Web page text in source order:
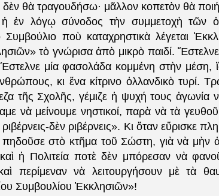
θὰ τραγουδήσω· μᾶλλον κοπετὸν θὰ
ἡ ἐν λόγῳ σύνοδος τὴν συμμετοχὴ τῶν
Συμβούλιο ποὺ καταχρηστικὰ λέγεται
τὸ γνώρισα ἀπὸ μικρὸ παιδί. Ἔστελνε
μία φασολάδα κομμένη στὴν μέση,
κι ἕνα κίτρινο ὀλλανδικὸ τυρί.
τῆς Σχολῆς, γέμιζε ἡ ψυχή τους ἀγωνία
νὰ μείνουμε νηστικοί, παρὰ νὰ τὰ
δὲν ριβέρνεις». Κι ὅταν εὕρισκε
στὸ κτῆμα τοῦ Σώστη, γιὰ νὰ μὴν
ἡ Πολιτεία ποτὲ δὲν μπόρεσαν νὰ
περίμεναν νὰ λειτουργήσουν μὲ τὰ
Συμβουλίου Ἐκκλησιῶν»!